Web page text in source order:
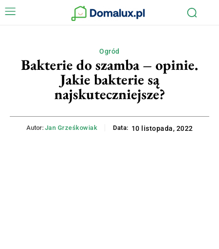
Ogród
Bakterie do szamba – opinie.
Jakie bakterie są
najskuteczniejsze?
Autor: Jan Grześkowiak Data: 10 listopada, 2022